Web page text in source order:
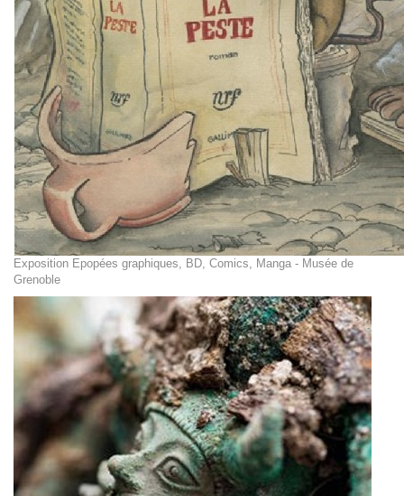
Exposition Epopées graphiques, BD, Comics, Manga - Musée de
Grenoble